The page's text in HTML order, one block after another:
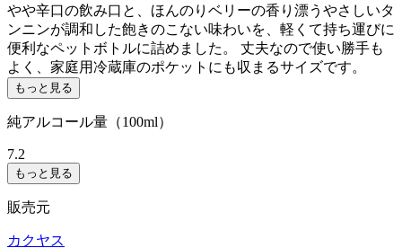
やや辛口の飲み口と、ほんのりベリーの香り漂うやさしいタ
ンニンが調和した飽きのこない味わいを、軽くて持ち運びに
便利なペットボトルに詰めました。 丈夫なので使い勝手も
よく、家庭用冷蔵庫のポケットにも収まるサイズです。
もっと見る
純アルコール量（100ml）
7.2
もっと見る
販売元
カクヤス